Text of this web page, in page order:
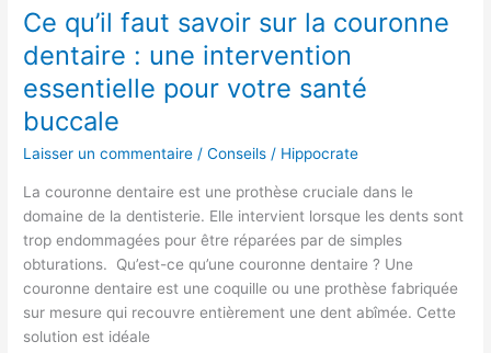
Ce qu’il faut savoir sur la couronne
dentaire : une intervention
essentielle pour votre santé
buccale
Laisser un commentaire /Conseils / Hippocrate
La couronne dentaire est une prothèse cruciale dans le
domaine de la dentisterie. Elle intervient lorsque les dents sont
trop endommagées pour être réparées par de simples
obturations. Qu’est-ce qu’une couronne dentaire ? Une
couronne dentaire est une coquille ou une prothèse fabriquée
sur mesure qui recouvre entièrement une dent abîmée. Cette
solution est idéale
essentielle
pour
votre
santé
buccale